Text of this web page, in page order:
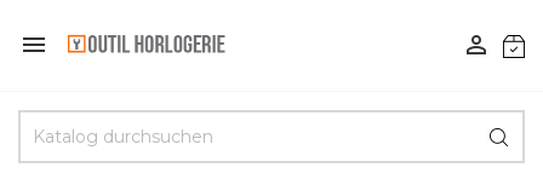
 